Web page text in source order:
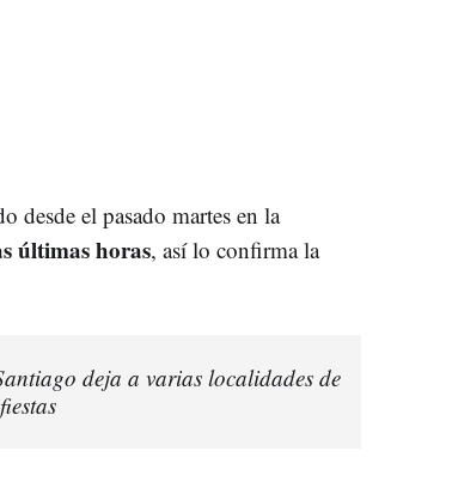
desde el pasado martes en la
últimas horas, así lo confirma la
deja a varias localidades de